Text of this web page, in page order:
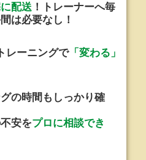
配送！
トレーナーへ毎
は必要なし！
レーニングで「変わる」
の時間もしっかり確
安をプロに相談でき